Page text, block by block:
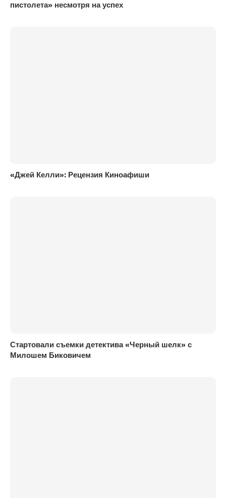
пистолета» несмотря на успех
«Джей Келли»: Рецензия Киноафиши
Стартовали съемки детектива «Черный шелк» с
Милошем Биковичем